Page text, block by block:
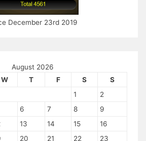
December 23rd 2019
August 2026
W T F S
S
1
2
6 7 8
9
13 14 15
16
20 21 22
23